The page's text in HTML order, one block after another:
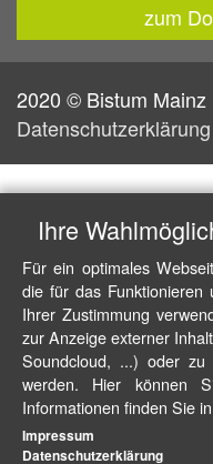
zum
2020 © Bistum Mainz
Datenschutzerklärung
Ihre
Für ein optimales
die für das Funktionieren
Ihrer Zustimmung
zur Anzeige externer
Soundcloud, ...) oder zu
werden. Hier können
Informationen finden Sie
Impressum
Datenschutzerklärung